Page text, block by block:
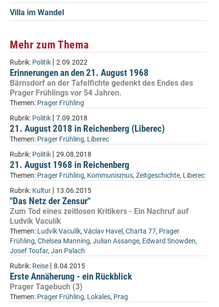
Villa im Wandel
Mehr zum Thema
Rubrik: Politik | 2.09.2022
Erinnerungen an den 21. August 1968
Bärnsdorf an der Tafelfichte gedenkt des Endes des
Prager Frühlings vor 54 Jahren.
Themen: Prager Frühling
Rubrik: Politik | 7.09.2018
21. August 2018 in Reichenberg (Liberec)
Themen: Prager Frühling, Liberec
Rubrik: Politik | 29.08.2018
21. August 1968 in Reichenberg
Themen: Prager Frühling, Kommunismus, Zeitgeschichte, Liberec
Rubrik: Kultur | 13.06.2015
"Das Netz der Zensur"
Zum Tod eines zeitlosen Kritikers - Ein Nachruf auf
Ludvík Vaculík
Themen: Ludvík Vaculík, Václav Havel, Charta 77, Prager
Frühling, Chelsea Manning, Julian Assange, Edward Snowden,
Josef Toufar, Jan Palach
Rubrik: Reise | 8.04.2015
Erste Annäherung - ein Rückblick
Prager Tagebuch (3)
Themen: Prager Frühling, Lokales, Prag